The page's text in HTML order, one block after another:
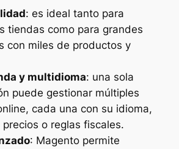
: es ideal tanto para
tiendas como para grandes
con miles de productos y
y multidioma: una sola
puede gestionar múltiples
cada una con su idioma,
precios o reglas fiscales.
: Magento permite